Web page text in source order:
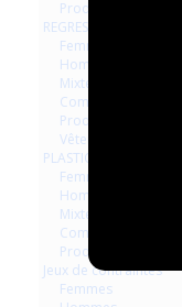
Produits
REGRESSION
Femmes
Hommes
Mixte
Commercial
Produits
Vêtements
PLASTIQUE LATEX
Femmes
Hommes
Mixte
Commercial
Produits
Jeux de contraintes
Femmes